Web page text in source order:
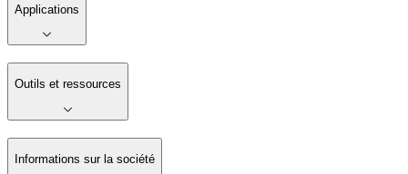
Applications
Outils et ressources
Informations sur la société